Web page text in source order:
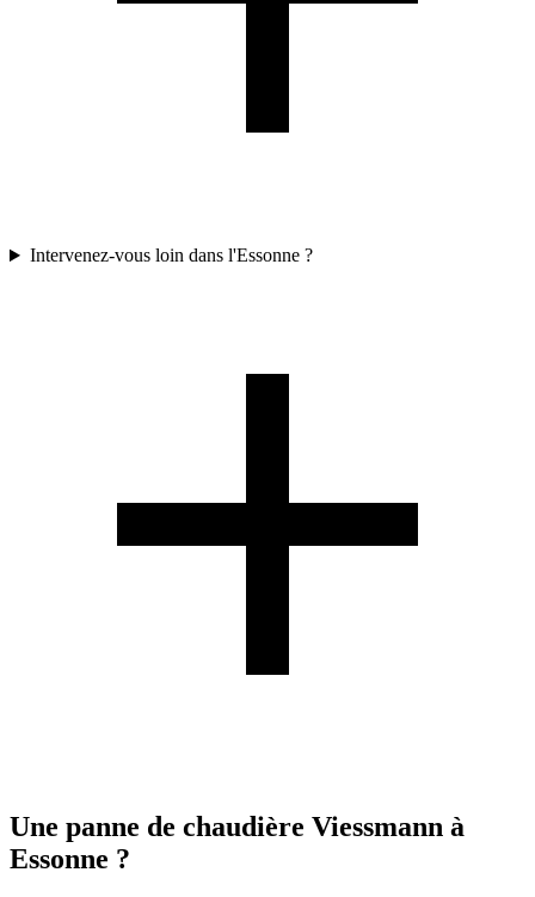
Intervenez-vous loin dans l'Essonne ?
Une panne de chaudière Viessmann à
Essonne ?